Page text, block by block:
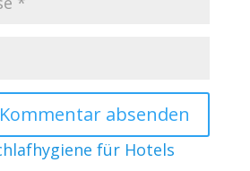
für Hotels